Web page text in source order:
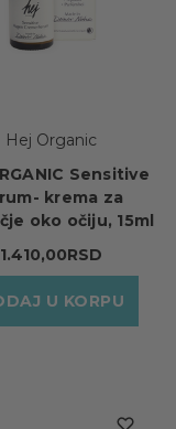
Hej Organic
Sensitive
krema za
oko očiju, 15ml
1.410,00RSD
U KORPU